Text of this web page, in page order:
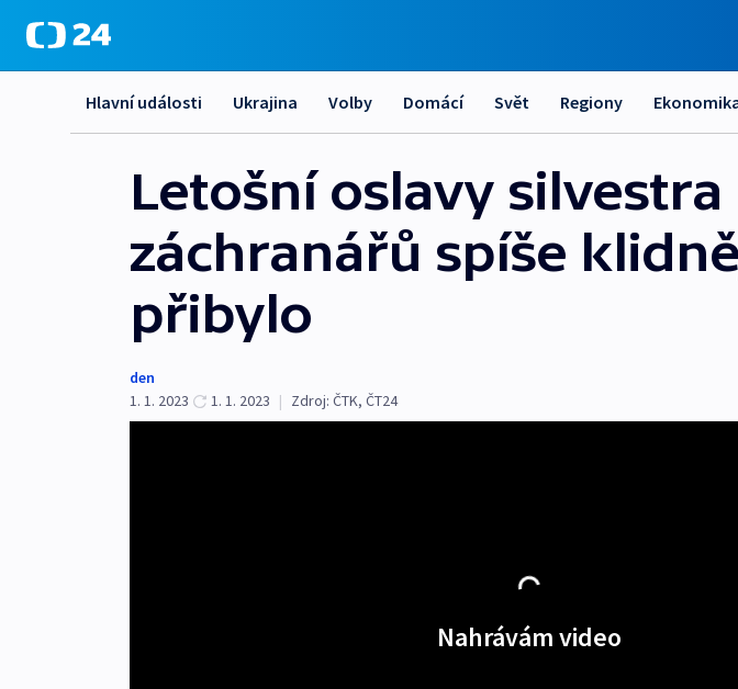
Hlavní události Ukrajina Volby Domácí Svět Regiony
Letošní oslavy
záchranářů spíše
přibylo
den
1. 1. 2023
1. 1. 2023 | Zdroj: ČTK, ČT24
Nahrávám video